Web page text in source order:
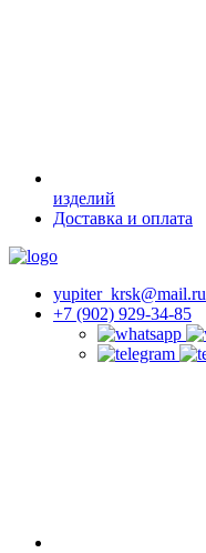
изделий
Доставка и оплата
yupiter_krsk@mail.ru
+7 (902) 929-34-85